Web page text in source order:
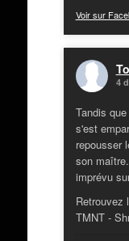
Voir sur
4
Tandis
s'est
repousser
son
imprévu
Retrouvez
TMNT -